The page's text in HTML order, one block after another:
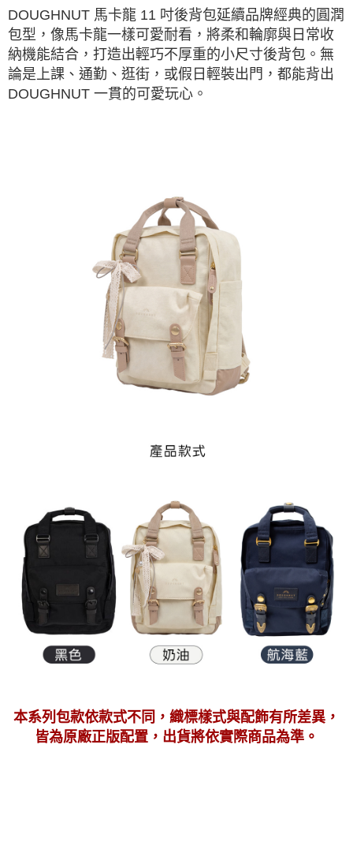
DOUGHNUT 馬卡龍 11 吋後背包延續品牌經典的圓潤
包型，像馬卡龍一樣可愛耐看，將柔和輪廓與日常收
納機能結合，打造出輕巧不厚重的小尺寸後背包。無
論是上課、通勤、逛街，或假日輕裝出門，都能背出
DOUGHNUT 一貫的可愛玩心。
本系列包款依款式不同，織標樣式與配飾有所差異，
皆為原廠正版配置，出貨將依實際商品為準。